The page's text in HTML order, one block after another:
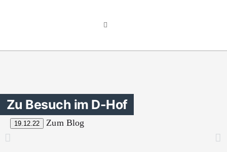
Zu Besuch im D-Hof
19.12.22 Zum Blog